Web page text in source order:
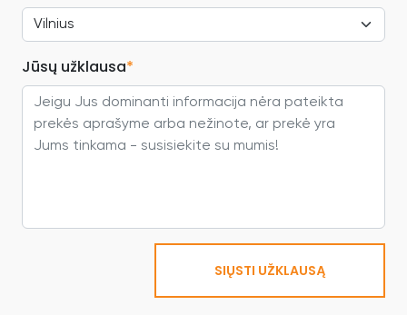
Jūsų užklausa*
SIŲSTI UŽKLAUSĄ